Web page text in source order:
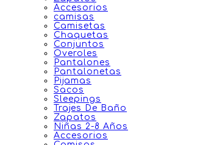
Accesorios
camisas
Camisetas
Chaquetas
Conjuntos
Overoles
Pantalones
Pantalonetas
Pijamas
Sacos
Sleepings
Trajes De Baño
Zapatos
Niñas 2-8 Años
Accesorios